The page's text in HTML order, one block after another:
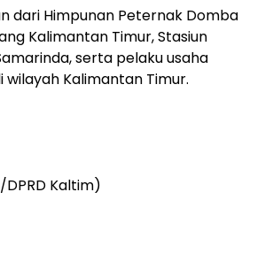
dari Himpunan Peternak Domba
Kalimantan Timur, Stasiun
serta pelaku usaha
Kalimantan Timur.
Kaltim)